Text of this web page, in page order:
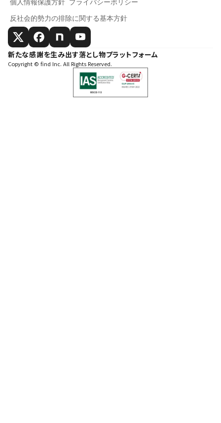
個人情報保護方針 プライバシーポリシー
反社会的勢力の排除に関する基本方針
新たな感謝を生み出す落とし物プラットフォーム
Copyright © find Inc. All Rights Reserved.